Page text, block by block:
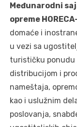
Međunarodni
opreme
domaće i
u vezi sa
turističku ponudu
distribucijom i
nameštaja,
kao i uslužnim
poslovanja,